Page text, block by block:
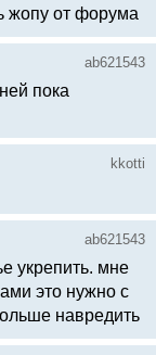
жопу от форума
ab621543
пока
kkotti
ab621543
укрепить. мне
это нужно с
навредить